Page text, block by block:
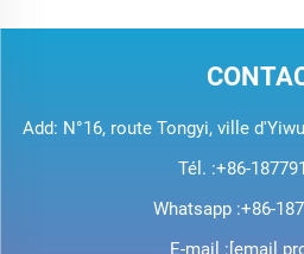
Add: N°16, route Tongyi, ville
Tél. :+86-
Whatsapp :+86-
E-mail :[email